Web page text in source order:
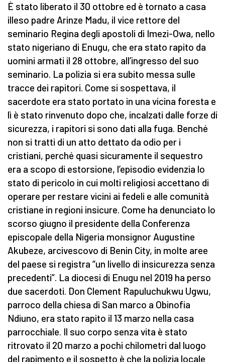
È stato liberato il 30 ottobre ed è tornato a casa
illeso padre Arinze Madu, il vice rettore del
seminario Regina degli apostoli di Imezi-Owa, nello
stato nigeriano di Enugu, che era stato rapito da
uomini armati il 28 ottobre, all’ingresso del suo
seminario. La polizia si era subito messa sulle
tracce dei rapitori. Come si sospettava, il
sacerdote era stato portato in una vicina foresta e
lì è stato rinvenuto dopo che, incalzati dalle forze di
sicurezza, i rapitori si sono dati alla fuga. Benché
non si tratti di un atto dettato da odio per i
cristiani, perché quasi sicuramente il sequestro
era a scopo di estorsione, l’episodio evidenzia lo
stato di pericolo in cui molti religiosi accettano di
operare per restare vicini ai fedeli e alle comunità
cristiane in regioni insicure. Come ha denunciato lo
scorso giugno il presidente della Conferenza
episcopale della Nigeria monsignor Augustine
Akubeze, arcivescovo di Benin City, in molte aree
del paese si registra “un livello di insicurezza senza
precedenti”. La diocesi di Enugu nel 2019 ha perso
due sacerdoti. Don Clement Rapuluchukwu Ugwu,
parroco della chiesa di San marco a Obinofia
Ndiuno, era stato rapito il 13 marzo nella casa
parrocchiale. Il suo corpo senza vita è stato
ritrovato il 20 marzo a pochi chilometri dal luogo
del rapimento e il sospetto è che la polizia locale